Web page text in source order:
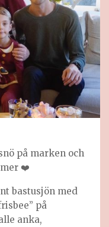
på marken och
mer ❤️
bastusjön med
på
anka,